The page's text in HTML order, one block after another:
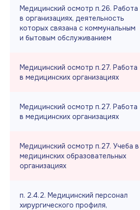
Медицинский осмотр п.26. Работа
в организациях, деятельность
которых связана с коммунальным
и бытовым обслуживанием
Медицинский осмотр п.27. Работа
в медицинских организациях
Медицинский осмотр п.27. Работа
в медицинских организациях
Медицинский осмотр п.27. Учеба в
медицинских образовательных
организациях
п. 2.4.2. Медицинский персонал
хирургического профиля,